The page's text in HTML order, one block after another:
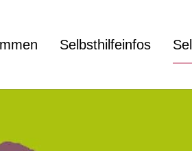
Selbsthilfeinfos